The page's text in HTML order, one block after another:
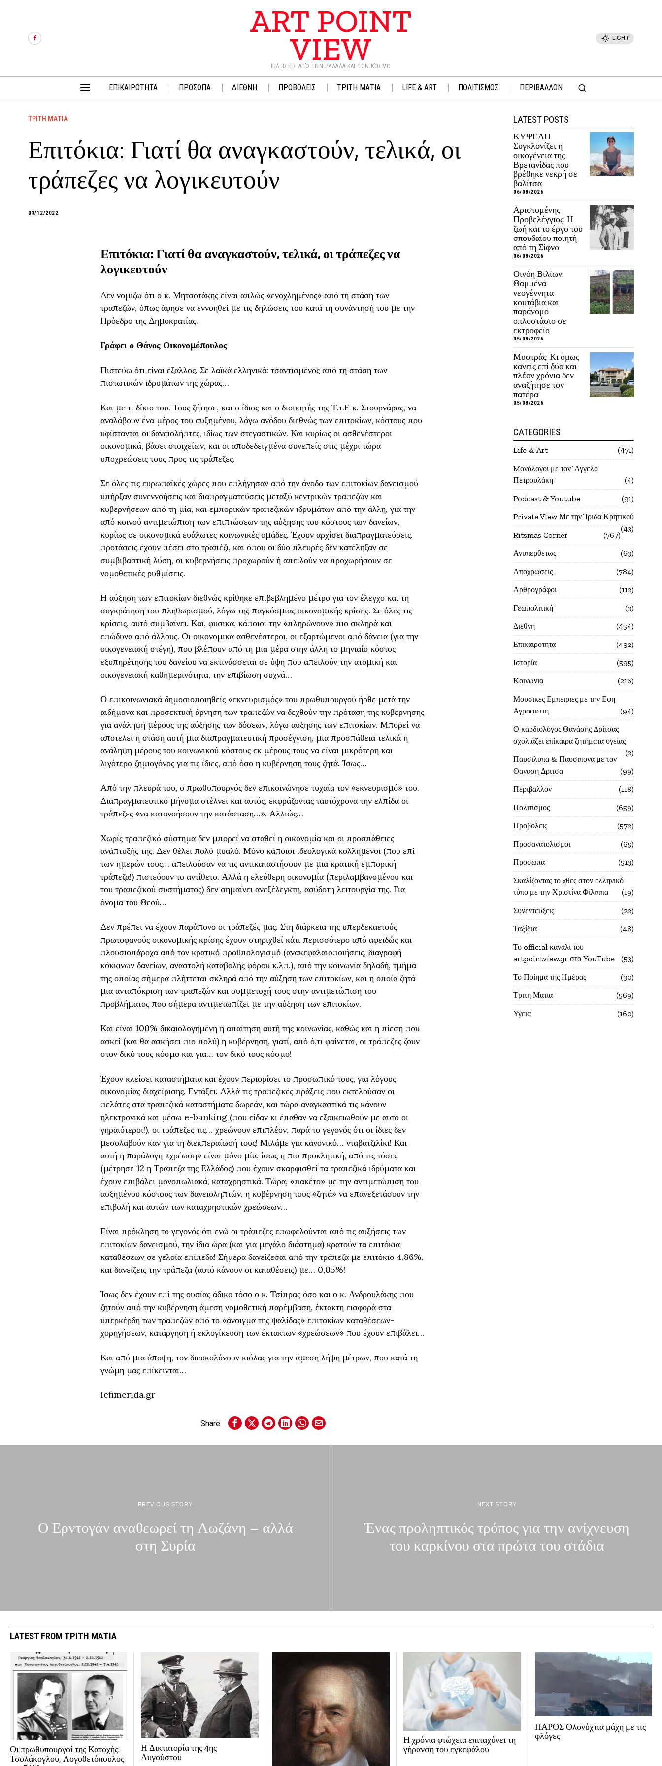
ART POINT
VIEW
ΕΙΔΉΣΕΙΣ ΑΠΌ ΤΗΝ ΕΛΛΆΔΑ ΚΑΙ ΤΟΝ ΚΌΣΜΟ
LIGHT
ΕΠΙΚΑΙΡΟΤΗΤΑ ΠΡΟΣΩΠΑ ΔΙΕΘΝΗ ΠΡΟΒΟΛΕΙΣ ΤΡΙΤΗ ΜΑΤΙΑ LIFE & ART ΠΟΛΙΤΙΣΜΟΣ ΠΕΡΙΒΑΛΛΟΝ
ΤΡΙΤΗ ΜΑΤΙΑ
Επιτόκια: Γιατί θα αναγκαστούν, τελικά, οι
τράπεζες να λογικευτούν
03/12/2022
Επιτόκια: Γιατί θα αναγκαστούν, τελικά, οι τράπεζες να
λογικευτούν
Δεν νομίζω ότι ο κ. Μητσοτάκης είναι απλώς «ενοχλημένος» από τη στάση των
τραπεζών, όπως άφησε να εννοηθεί με τις δηλώσεις του κατά τη συνάντησή του με την
Πρόεδρο της Δημοκρατίας.
Γράφει ο Θάνος Οικονομόπουλος
Πιστεύω ότι είναι έξαλλος. Σε λαϊκά ελληνικά: τσαντισμένος από τη στάση των
πιστωτικών ιδρυμάτων της χώρας…
Kαι με τι δίκιο του. Τους ζήτησε, και ο ίδιος και ο διοικητής της Τ.τ.Ε κ. Στουρνάρας, να
αναλάβουν ένα μέρος του αυξημένου, λόγω ανόδου διεθνώς των επιτοκίων, κόστους που
υφίστανται οι δανειολήπτες, ιδίως των στεγαστικών. Και κυρίως οι ασθενέστεροι
οικονομικά, βάσει στοιχείων, και οι αποδεδειγμένα συνεπείς στις μέχρι τώρα
υποχρεώσεις τους προς τις τράπεζες.
Σε όλες τις ευρωπαϊκές χώρες που επλήγησαν από την άνοδο των επιτοκίων δανεισμού
υπήρξαν συνεννοήσεις και διαπραγματεύσεις μεταξύ κεντρικών τραπεζών και
κυβερνήσεων από τη μία, και εμπορικών τραπεζικών ιδρυμάτων από την άλλη, για την
από κοινού αντιμετώπιση των επιπτώσεων της αύξησης του κόστους των δανείων,
κυρίως σε οικονομικά ευάλωτες κοινωνικές ομάδες. Έχουν αρχίσει διαπραγματεύσεις,
προτάσεις έχουν πέσει στο τραπέζι, και όπου οι δύο πλευρές δεν κατέληξαν σε
συμβιβαστική λύση, οι κυβερνήσεις προχωρούν ή απειλούν να προχωρήσουν σε
νομοθετικές ρυθμίσεις.
Η αύξηση των επιτοκίων διεθνώς κρίθηκε επιβεβλημένο μέτρο για τον έλεγχο και τη
συγκράτηση του πληθωρισμού, λόγω της παγκόσμιας οικονομικής κρίσης. Σε όλες τις
κρίσεις, αυτό συμβαίνει. Και, φυσικά, κάποιοι την «πληρώνουν» πιο σκληρά και
επώδυνα από άλλους. Οι οικονομικά ασθενέστεροι, οι εξαρτώμενοι από δάνεια (για την
οικογενειακή στέγη), που βλέπουν από τη μια μέρα στην άλλη το μηνιαίο κόστος
εξυπηρέτησης του δανείου να εκτινάσσεται σε ύψη που απειλούν την ατομική και
οικογενειακή καθημερινότητα, την επιβίωση συχνά…
Ο επικοινωνιακά δημοσιοποιηθείς «εκνευρισμός» του πρωθυπουργού ήρθε μετά την
αιδήμονα και προσεκτική άρνηση των τραπεζών να δεχθούν την πρόταση της κυβέρνησης
για ανάληψη μέρους της αύξησης των δόσεων, λόγω αύξησης των επιτοκίων. Μπορεί να
αποτελεί η στάση αυτή μια διαπραγματευτική προσέγγιση, μια προσπάθεια τελικά η
ανάληψη μέρους του κοινωνικού κόστους εκ μέρους τους να είναι μικρότερη και
λιγότερο ζημιογόνος για τις ίδιες, από όσο η κυβέρνηση τους ζητά. Ίσως…
Από την πλευρά του, ο πρωθυπουργός δεν επικοινώνησε τυχαία τον «εκνευρισμό» του.
Διαπραγματευτικό μήνυμα στέλνει και αυτός, εκφράζοντας ταυτόχρονα την ελπίδα οι
τράπεζες «να κατανοήσουν την κατάσταση…». Αλλιώς…
Χωρίς τραπεζικό σύστημα δεν μπορεί να σταθεί η οικονομία και οι προσπάθειες
ανάπτυξής της. Δεν θέλει πολύ μυαλό. Μόνο κάποιοι ιδεολογικά κολλημένοι (που επί
των ημερών τους… απειλούσαν να τις αντικαταστήσουν με μια κρατική εμπορική
τράπεζα!) πιστεύουν το αντίθετο. Αλλά η ελεύθερη οικονομία (περιλαμβανομένου και
του τραπεζικού συστήματος) δεν σημαίνει ανεξέλεγκτη, ασύδοτη λειτουργία της. Για
όνομα του Θεού…
Δεν πρέπει να έχουν παράπονο οι τράπεζές μας. Στη διάρκεια της υπερδεκαετούς
πρωτοφανούς οικονομικής κρίσης έχουν στηριχθεί κάτι περισσότερο από αφειδώς και
πλουσιοπάροχα από τον κρατικό προϋπολογισμό (ανακεφαλαιοποιήσεις, διαγραφή
κόκκινων δανείων, αναστολή καταβολής φόρου κ.λπ.), από την κοινωνία δηλαδή, τμήμα
της οποίας σήμερα πλήττεται σκληρά από την αύξηση των επιτοκίων, και η οποία ζητά
μια ανταπόκριση των τραπεζών και συμμετοχή τους στην αντιμετώπιση του
προβλήματος που σήμερα αντιμετωπίζει με την αύξηση των επιτοκίων.
Και είναι 100% δικαιολογημένη η απαίτηση αυτή της κοινωνίας, καθώς και η πίεση που
ασκεί (και θα ασκήσει πιο πολύ) η κυβέρνηση, γιατί, από ό,τι φαίνεται, οι τράπεζες ζουν
στον δικό τους κόσμο και για… τον δικό τους κόσμο!
Έχουν κλείσει καταστήματα και έχουν περιορίσει το προσωπικό τους, για λόγους
οικονομίας διαχείρισης. Εντάξει. Αλλά τις τραπεζικές πράξεις που εκτελούσαν οι
πελάτες στα τραπεζικά καταστήματα δωρεάν, και τώρα αναγκαστικά τις κάνουν
ηλεκτρονικά και μέσω e-banking (που είδαν κι έπαθαν να εξοικειωθούν με αυτό οι
γηραιότεροι!), οι τράπεζες τις… χρεώνουν επιπλέον, παρά το γεγονός ότι οι ίδιες δεν
μεσολαβούν καν για τη διεκπεραίωσή τους! Μιλάμε για κανονικό… νταβατζιλίκι! Και
αυτή η παράλογη «χρέωση» είναι μόνο μία, ίσως η πιο προκλητική, από τις τόσες
(μέτρησε 12 η Τράπεζα της Ελλάδος) που έχουν σκαρφισθεί τα τραπεζικά ιδρύματα και
έχουν επιβάλει μονοπωλιακά, καταχρηστικά. Τώρα, «πακέτο» με την αντιμετώπιση του
αυξημένου κόστους των δανειοληπτών, η κυβέρνηση τους «ζητά» να επανεξετάσουν την
επιβολή και αυτών των καταχρηστικών χρεώσεων…
Είναι πρόκληση το γεγονός ότι ενώ οι τράπεζες επωφελούνται από τις αυξήσεις των
επιτοκίων δανεισμού, την ίδια ώρα (και για μεγάλο διάστημα) κρατούν τα επιτόκια
καταθέσεων σε γελοία επίπεδα! Σήμερα δανείζεσαι από την τράπεζα με επιτόκιο 4,86%,
και δανείζεις την τράπεζα (αυτό κάνουν οι καταθέσεις) με… 0,05%!
Ίσως δεν έχουν επί της ουσίας άδικο τόσο ο κ. Τσίπρας όσο και ο κ. Ανδρουλάκης που
ζητούν από την κυβέρνηση άμεση νομοθετική παρέμβαση, έκτακτη εισφορά στα
υπερκέρδη των τραπεζών από το «άνοιγμα της ψαλίδας» επιτοκίων καταθέσεων-
χορηγήσεων, κατάργηση ή εκλογίκευση των έκτακτων «χρεώσεων» που έχουν επιβάλει…
Και από μια άποψη, τον διευκολύνουν κιόλας για την άμεση λήψη μέτρων, που κατά τη
γνώμη μας επίκεινται…
iefimerida.gr
Share
LATEST POSTS
ΚΥΨΕΛΗ
Συγκλονίζει η
οικογένεια της
Βρετανίδας που
βρέθηκε νεκρή σε
βαλίτσα
06/08/2026
Αριστομένης
Προβελέγγιος: Η
ζωή και το έργο του
σπουδαίου ποιητή
από τη Σίφνο
06/08/2026
Οινόη Βιλίων:
Θαμμένα
νεογέννητα
κουτάβια και
παράνομο
οπλοστάσιο σε
εκτροφείο
05/08/2026
Μυστράς: Κι όμως
κανείς επί δύο και
πλέον χρόνια δεν
αναζήτησε τον
πατέρα
05/08/2026
CATEGORIES
Life & Art
471
Mονόλογοι με τον`Αγγελο
Πετρουλάκη
4
Podcast & Youtube
91
Private View Με την`Ιριδα Κρητικού
43
Ritsmas Corner
767
Ανυπερθετως
63
Αποχρωσεις
784
Αρθρογράφοι
112
Γεωπολιτική
3
Διεθνη
454
Επικαιροτητα
492
Ιστορία
595
Κοινωνια
216
Μουσικες Εμπειριες με την Εφη
Αγραφιωτη
94
Ο καρδιολόγος Θανάσης Δρίτσας
σχολιάζει επίκαιρα ζητήματα υγείας
2
Παυσιλυπα & Παυσιπονα με τον
Θαναση Δριτσα
99
Περιβαλλον
118
Πολιτισμος
659
Προβολεις
572
Προσανατολισμοι
65
Προσωπα
513
Σκαλίζοντας το χθες στον ελληνικό
τύπο με την Χριστίνα Φίλιππα
19
Συνεντευξεις
22
Ταξίδια
48
Το official κανάλι του
artpointview.gr στο YouTube
53
Το Ποίημα της Ημέρας
30
Τριτη Ματια
569
Υγεια
160
PREVIOUS STORY
Ο Ερντογάν αναθεωρεί τη Λωζάνη – αλλά
στη Συρία
NEXT STORY
Ένας προληπτικός τρόπος για την ανίχνευση
του καρκίνου στα πρώτα του στάδια
LATEST FROM ΤΡΙΤΗ ΜΑΤΙΑ
Οι πρωθυπουργοί της Κατοχής:
Τσολάκογλου, Λογοθετόπουλος
Η Δικτατορία της 4ης
Αυγούστου
Η χρόνια φτώχεια επιταχύνει τη
γήρανση του εγκεφάλου
ΠΑΡΟΣ Ολονύχτια μάχη με τις
φλόγες